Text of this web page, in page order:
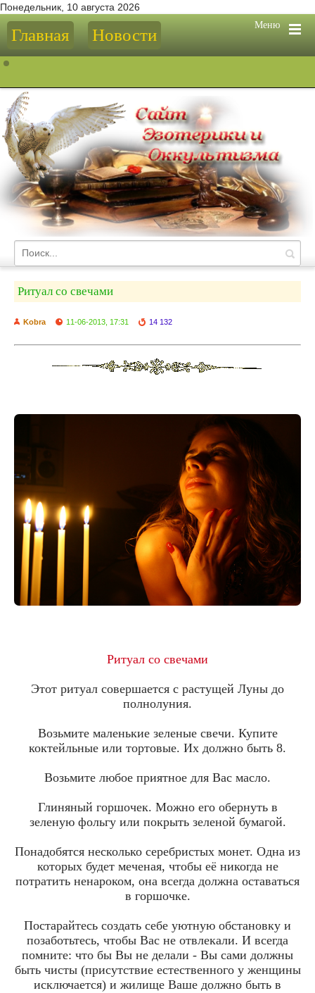
Понедельник, 10 августа 2026
Меню
Главная Новости
Ритуал со свечами
Kobra 11-06-2013, 17:31 14 132
Ритуал со свечами
Этот ритуал совершается с растущей Луны до
полнолуния.
Возьмите маленькие зеленые свечи. Купите
коктейльные или тортовые. Их должно быть 8.
Возьмите любое приятное для Вас масло.
Глиняный горшочек. Можно его обернуть в
зеленую фольгу или покрыть зеленой бумагой.
Понадобятся несколько серебристых монет. Одна из
которых будет меченая, чтобы её никогда не
потратить ненароком, она всегда должна оставаться
в горшочке.
Постарайтесь создать себе уютную обстановку и
позаботьтесь, чтобы Вас не отвлекали. И всегда
помните: что бы Вы не делали - Вы сами должны
быть чисты (присутствие естественного у женщины
исключается) и жилище Ваше должно быть в